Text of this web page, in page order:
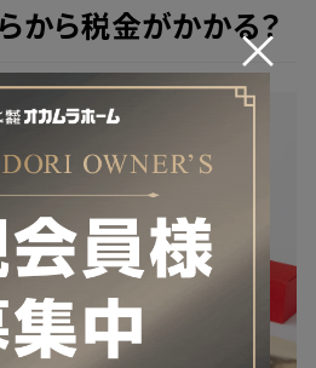
から税金がかかる？
×